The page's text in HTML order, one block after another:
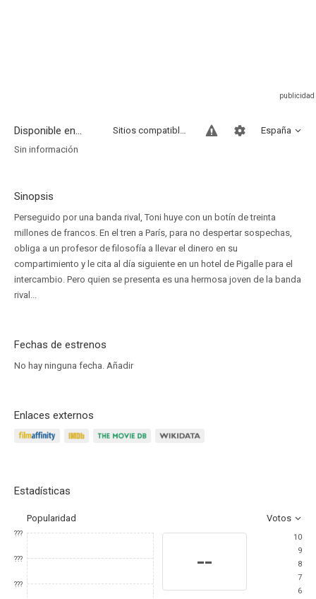
Disponible en... España
Sitios compatibles
Sin información
Sinopsis
Perseguido por una banda rival, Toni huye con un botín de treinta
millones de francos. En el tren a París, para no despertar sospechas,
obliga a un profesor de filosofía a llevar el dinero en su
compartimiento y le cita al día siguiente en un hotel de Pigalle para el
intercambio. Pero quien se presenta es una hermosa joven de la banda
rival...
Fechas de estrenos
No hay ninguna fecha. Añadir
Enlaces externos
Estadísticas
Popularidad Votos
???
???
???
--
10
9
8
7
6